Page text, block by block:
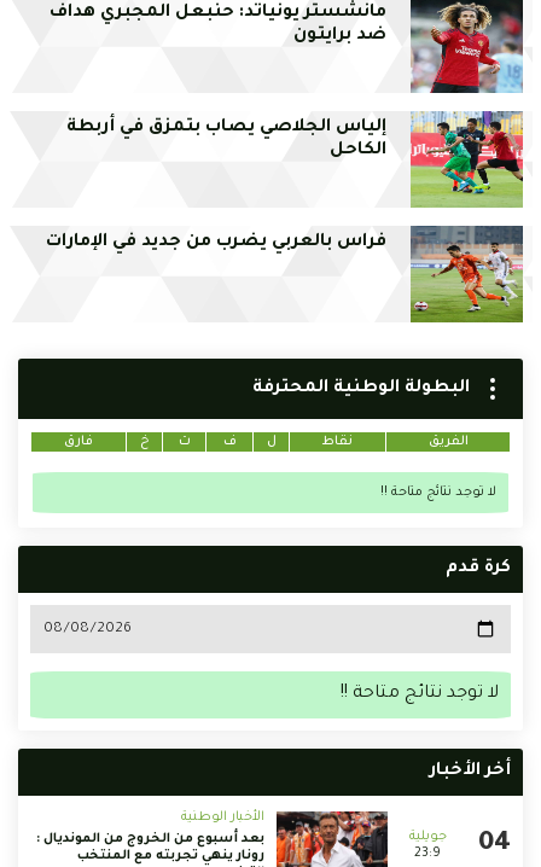
مانشستر يونياتد: حنبعل المجبري هداف
ضد برايتون
إلياس الجلاصي يصاب بتمزق في أربطة
الكاحل
فراس بالعربي يضرب من جديد في الإمارات
البطولة الوطنية المحترفة
الفريق نقاط ل ف ت خ فارق
لا توجد نتائج متاحة !!
كرة قدم
لا توجد نتائج متاحة !!
أخر الأخبار
23:9
الأخبار الوطنية
بعد أسبوع من الخروج من المونديال :
رونار ينهي تجربته مع المنتخب